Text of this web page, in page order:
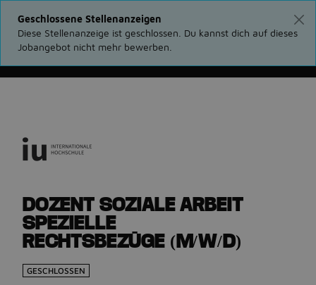
Geschlossene Stellenanzeigen
Diese Stellenanzeige ist geschlossen. Du kannst dich auf dieses
Jobangebot nicht mehr bewerben.
DOZENT SOZIALE ARBEIT
SPEZIELLE
RECHTSBEZÜGE (M/W/D)
GESCHLOSSEN